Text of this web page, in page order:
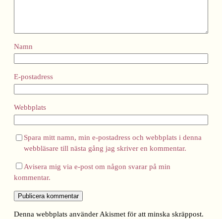
Namn
E-postadress
Webbplats
Spara mitt namn, min e-postadress och webbplats i denna
webbläsare till nästa gång jag skriver en kommentar.
Avisera mig via e-post om någon svarar på min
kommentar.
Denna webbplats använder Akismet för att minska skräppost.